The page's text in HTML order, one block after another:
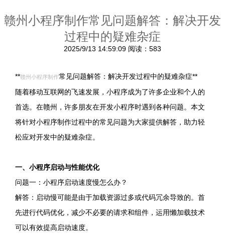
赣州小程序制作常见问题解答：解决开发
过程中的疑难杂症
2025/9/13 14:59:09 阅读：583
**赣州小程序制作常见问题解答：解决开发过程中的疑难杂症**
随着移动互联网的飞速发展，小程序成为了许多企业和个人的
首选。在赣州，许多朋友在开发小程序时遇到各种问题。本文
将针对小程序制作过程中的常见问题为大家提供解答，助力轻
松应对开发中的疑难杂症。
一、小程序启动与性能优化
问题一：小程序启动速度慢怎么办？
解答：启动慢可能是由于加载资源过多或代码冗余导致的。首
先进行代码优化，减少不必要的请求和组件，运用懒加载技术
可以有效提高启动速度。